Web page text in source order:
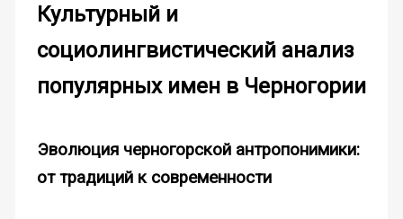
Культурный и
социолингвистический анализ
популярных имен в Черногории
Эволюция черногорской антропонимики:
от традиций к современности